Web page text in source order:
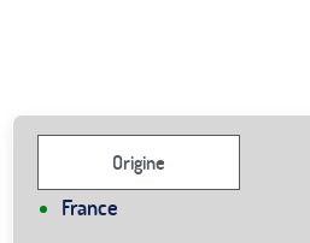
Origine
France